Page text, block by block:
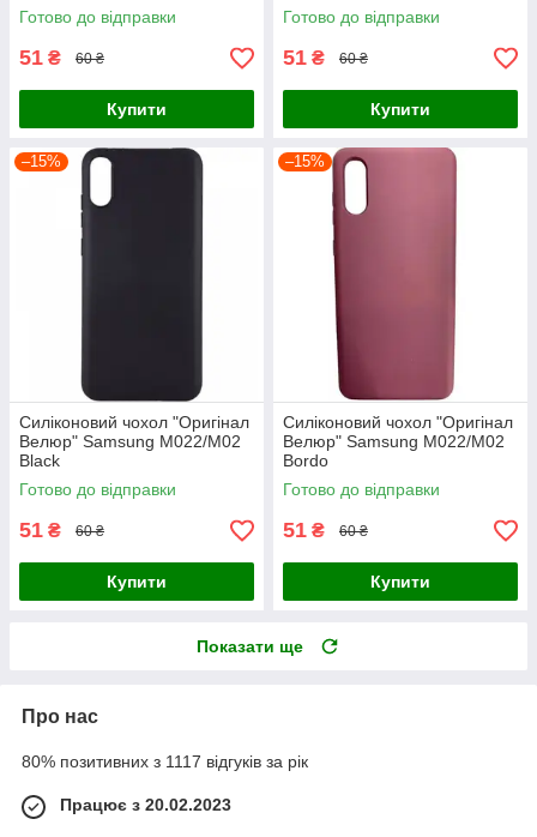
Готово до відправки
51 ₴ 60 ₴
Купити
Готово до відправки
51 ₴ 60 ₴
Купити
–15%
Силіконовий чохол "Оригінал
Велюр" Samsung M022/M02
Black
Готово до відправки
51 ₴ 60 ₴
Купити
–15%
Силіконовий чохол "Оригінал
Велюр" Samsung M022/M02
Bordo
Готово до відправки
51 ₴ 60 ₴
Купити
Показати ще
Про нас
80% позитивних з 1117 відгуків за рік
Працює з 20.02.2023